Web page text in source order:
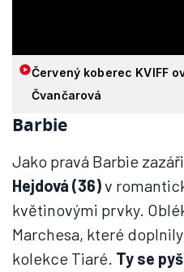
Červený koberec KVIFF
Čvančarová
Barbie
Jako pravá Barbie
Hejdová (36)v
květinovými prvky.
Marchesa, které
kolekce Tiaré. Ty se